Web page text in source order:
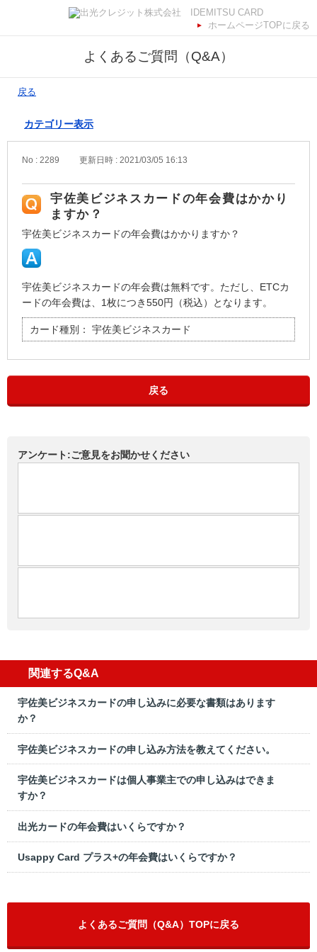
ホームページTOPに戻る
よくあるご質問（Q&A）
戻る
カテゴリー表示
No : 2289 更新日時 : 2021/03/05 16:13
宇佐美ビジネスカードの年会費はかかり
ますか？
宇佐美ビジネスカードの年会費はかかりますか？
宇佐美ビジネスカードの年会費は無料です。ただし、ETCカ
ードの年会費は、1枚につき550円（税込）となります。
カード種別： 宇佐美ビジネスカード
戻る
アンケート:ご意見をお聞かせください
関連するQ&A
宇佐美ビジネスカードの申し込みに必要な書類はあります
か？
宇佐美ビジネスカードの申し込み方法を教えてください。
宇佐美ビジネスカードは個人事業主での申し込みはできま
すか？
出光カードの年会費はいくらですか？
Usappy Card プラス+の年会費はいくらですか？
よくあるご質問（Q&A）TOPに戻る